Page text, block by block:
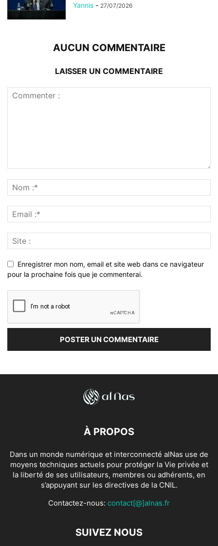
Yannis - 27/07/2026
AUCUN COMMENTAIRE
LAISSER UN COMMENTAIRE
Enregistrer mon nom, email et site web dans ce navigateur
pour la prochaine fois que je commenterai.
À PROPOS
Dans un monde numérique et interconnecté alNas use de
moyens techniques actuels pour protéger la Vie privée et
la liberté de ses utilisateurs, membres ou adhérents, en
s’appuyant sur les directives de la CNIL.
Contactez-nous: contact[@]alnas.fr
SUIVEZ NOUS